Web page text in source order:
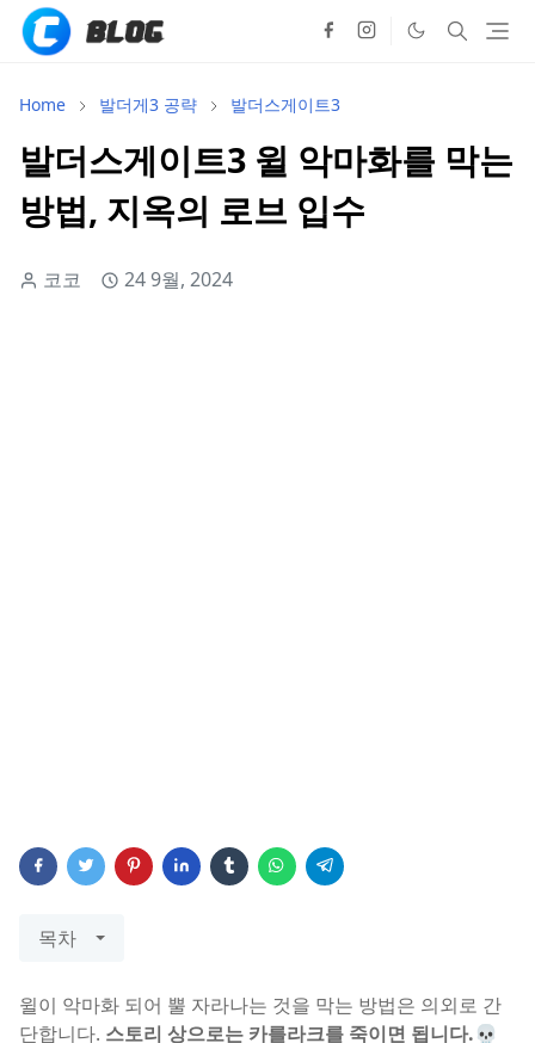
Home 발더게3 공략 발더스게이트3
발더스게이트3 윌 악마화를 막는
방법, 지옥의 로브 입수
코코 24 9월, 2024
목차
윌이 악마화 되어 뿔 자라나는 것을 막는 방법은 의외로 간
단합니다. 스토리 상으로는 카를라크를 죽이면 됩니다.💀